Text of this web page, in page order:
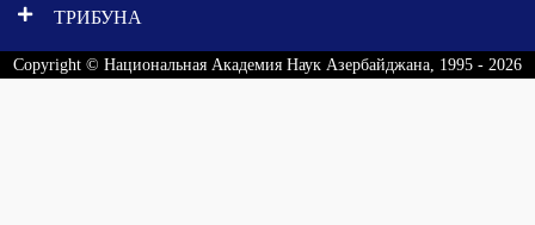
ТРИБУНА
Copyright © Национальная Академия Наук Азербайджана, 1995 - 2026